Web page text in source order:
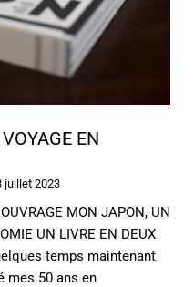
EN
juillet 2023
MON JAPON, UN
UN LIVRE EN DEUX
temps maintenant
mes 50 ans en